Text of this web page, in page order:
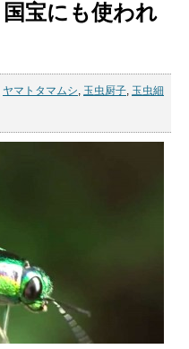
宝にも使われ
ヤマトタマムシ, 玉虫厨子, 玉虫細